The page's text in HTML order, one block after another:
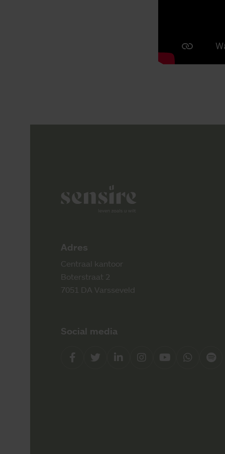
Adres
Centraal kantoor
Boterstraat 2
7051 DA Varsseveld
Social media
FacebookTwitterLinkedInInstagramYouTubeWhatsapp